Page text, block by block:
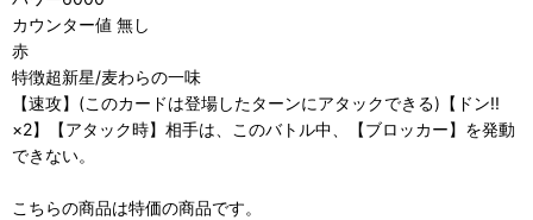
カウンター値 無し
赤
特徴超新星/麦わらの一味
【速攻】(このカードは登場したターンにアタックできる)【ドン!!
×2】【アタック時】相手は、このバトル中、【ブロッカー】を発動
できない。
こちらの商品は特価の商品です。